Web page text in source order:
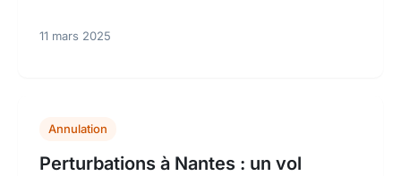
11 mars 2025
Annulation
Perturbations à Nantes : un vol